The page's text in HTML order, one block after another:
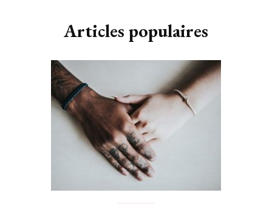
Articles populaires